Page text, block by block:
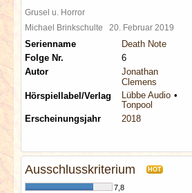
Grusel u. Horror
Michael Brinkschulte 20. Februar 2019
Serienname
Death Note
Folge Nr.
6
Autor
Jonathan
Clemens
Hörspiellabel/Verlag
Lübbe Audio
Tonpool
Erscheinungsjahr
2018
Ausschlusskriterium HOT
7,8